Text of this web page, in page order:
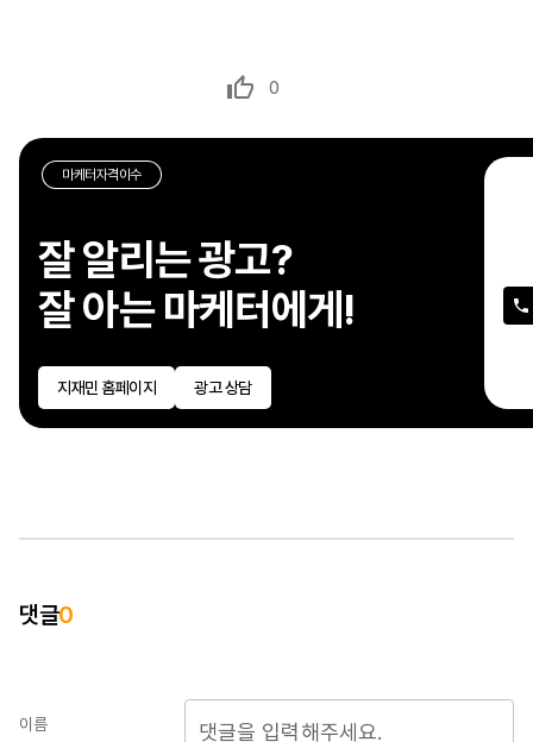
0
마케터자격이수
잘 알리는 광고?
잘 아는 마케터에게!
지재민 홈페이지 광고 상담
받
지
성
댓글0
이름